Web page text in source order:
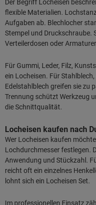
Der Begriff Locheisen
flexible Materialien.
Aufgaben ab. Blechlocher
Stempel und Druckschraube.
Verteilerdosen oder
Für Gummi, Leder, Filz,
ein Locheisen. Für
Edelstahlblech greifen sie zu
Trennung schützt Werkzeug
die Schnittqualität.
Locheisen kaufen nach
Wer Locheisen kaufen
Lochdurchmesser festlegen.
Anwendung und Stückzahl.
reicht oft ein einzelnes
lohnt sich ein Locheisen Set.
Im professionellen Einsatz